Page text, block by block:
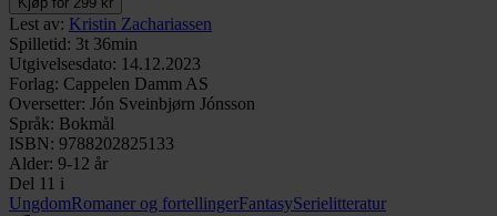
Lest av: Kristin Zachariassen
Spilletid: 3t 36min
Utgivelsesdato: 14.12.2023
Forlag: Cappelen Damm AS
Oversetter: Jón Sveinbjørn Jónsson
Språk: Bokmål
ISBN: 9788202825133
Alder: 9-12 år
Del 11 i
UngdomRomaner og fortellingerFantasySerielitteratur